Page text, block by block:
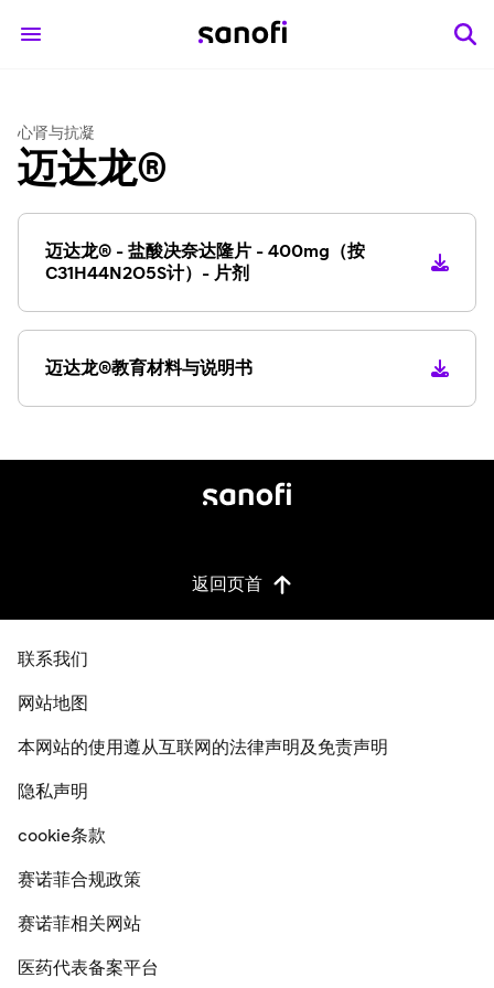
心肾与抗凝
迈达龙®
迈达龙® - 盐酸决奈达隆片 - 400mg（按
C31H44N2O5S计）- 片剂
迈达龙®教育材料与说明书
返回页首
联系我们
网站地图
本网站的使用遵从互联网的法律声明及免责声明
隐私声明
cookie条款
赛诺菲合规政策
赛诺菲相关网站
医药代表备案平台